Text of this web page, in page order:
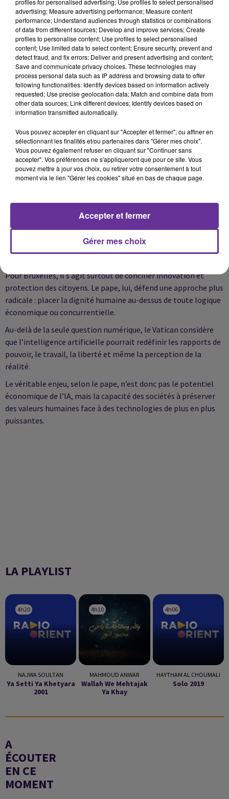
les outils de contrôle de l’opinion publique.
Le pape Léon XIV insiste aussi sur les conséquences sociales de
l’automatisation.
Le Vatican redoute un monde où les décisions liées à l’emploi
seraient entièrement confiées à des systèmes automatisés :
recrutement, évaluation des performances, licenciements ou
fixation des salaires.
Le Saint-Siège demande que toute décision algorithmique
appelle également les entreprises et les gouvernements à
investir dans la formation et la reconversion des travailleurs
menacés par l’automatisation.
Autre sujet de préoccupation : l’usage de l’intelligence
L’Europe régule, le Vatican veut aller plus loin
Si l’Union européenne a déjà adopté plusieurs textes, dont le
AI Act, pour encadrer l’intelligence artificielle, le Vatican juge
Pour Bruxelles, il s’agit surtout de concilier innovation et
protection des citoyens. Le pape, lui, défend une approche plus
radicale : placer la dignité humaine au-dessus de toute logique
économique ou concurrentielle.
Au-delà de la seule question numérique, le Vatican considère
que l’intelligence artificielle pourrait redéfinir les rapports de
pouvoir, le travail, la liberté et même la perception de la
réalité.
Le véritable enjeu, selon le pape, n’est donc pas le potentiel
économique de l’IA, mais la capacité des sociétés à préserver
des valeurs humaines face à des technologies de plus en plus
puissantes.
LA PLAYLIST
4h20
4h20
NAJWA SOULTAN
Ya Setti Ya Khetyara
2001
4h10
4h10
MAHMOUD ANWAR
Wallah We Mehtajak
Ya Khay
4h06
4h06
HAYTHAM AL CHOUMALI
Solo 2019
A
ÉCOUTER
EN CE
MOMENT
advertising; Measure advertising performance; Measure content
performance; Understand audiences through statistics or combinations
of data from different sources; Develop and improve services; Create
profiles to personalise content; Use profiles to select personalised
content; Use limited data to select content; Ensure security, prevent and
detect fraud, and fix errors; Deliver and present advertising and content;
Save and communicate privacy choices. These technologies may
process personal data such as IP address and browsing data to offer
following functionalities: Identify devices based on information actively
requested; Use precise geolocation data; Match and combine data from
other data sources; Link different devices; Identify devices based on
information transmitted automatically.
Vous pouvez accepter en cliquant sur "Accepter et fermer", ou affiner en
sélectionnant les finalités et/ou partenaires dans "Gérer mes choix".
Vous pouvez également refuser en cliquant sur "Continuer sans
accepter". Vos préférences ne s'appliqueront que pour ce site. Vous
pouvez mettre à jour vos choix, ou retirer votre consentement à tout
moment via le lien "Gérer les cookies" situé en bas de chaque page.
Gérer mes choix
Accepter et fermer